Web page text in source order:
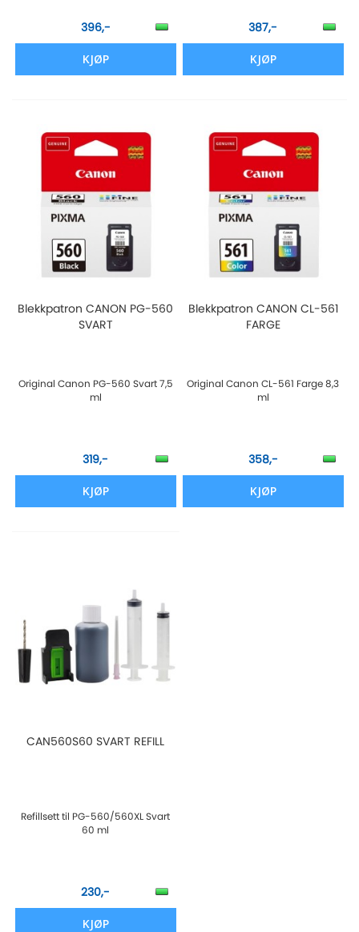
396,-
KJØP
387,-
KJØP
Blekkpatron CANON PG-560
SVART
Original Canon PG-560 Svart 7,5
ml
319,-
KJØP
Blekkpatron CANON CL-561
FARGE
Original Canon CL-561 Farge 8,3
ml
358,-
KJØP
CAN560S60 SVART REFILL
Refillsett til PG-560/560XL Svart
60 ml
230,-
KJØP